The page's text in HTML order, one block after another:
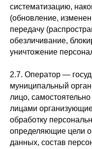
систематизацию,
(обновление,
передачу
обезличивание,
уничтожение
2.7. Оператор —
муниципальный
лицо,
лицами
обработку
определяющие цели
данных, состав